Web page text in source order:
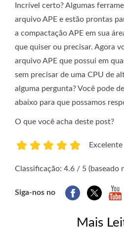
Incrível certo? Algumas
arquivo APE e estão prontas
a compactação APE em sua
que quiser ou precisar. Agora
arquivo APE que possui em
sem precisar de uma CPU de
alguma pergunta? Você pode
abaixo para que possamos
O que você acha deste post?
Excelente
Classificação: 4.6 / 5 (baseado
Siga-nos no
Mais